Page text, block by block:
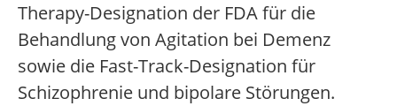
Therapy-Designation der FDA für die
Behandlung von Agitation bei Demenz
sowie die Fast-Track-Designation für
Schizophrenie und bipolare Störungen.